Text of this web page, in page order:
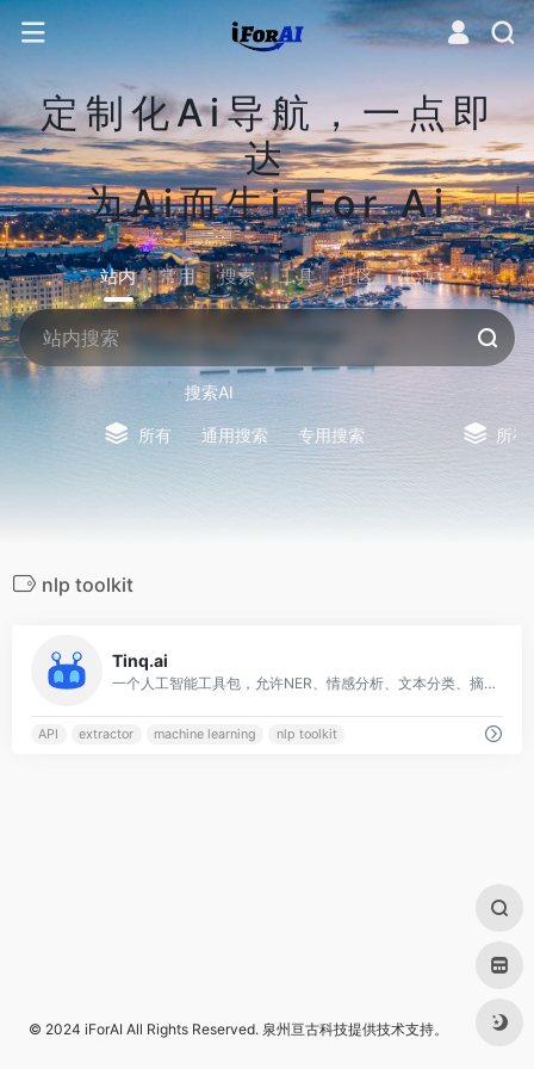
定制化Ai导航，一点即
达
为Ai而生i For Ai
站内 常用 搜索 工具 社区 生活
搜索AI
所有 通用搜索 专用搜索 所有
nlp toolkit
Tinq.ai
一个人工智能工具包，允许NER、情感分析、文本分类、摘要、问题回答、文本生成和语言检测。
API extractor machine learning nlp toolkit
© 2024 iForAI All Rights Reserved. 泉州亘古科技提供技术支持。